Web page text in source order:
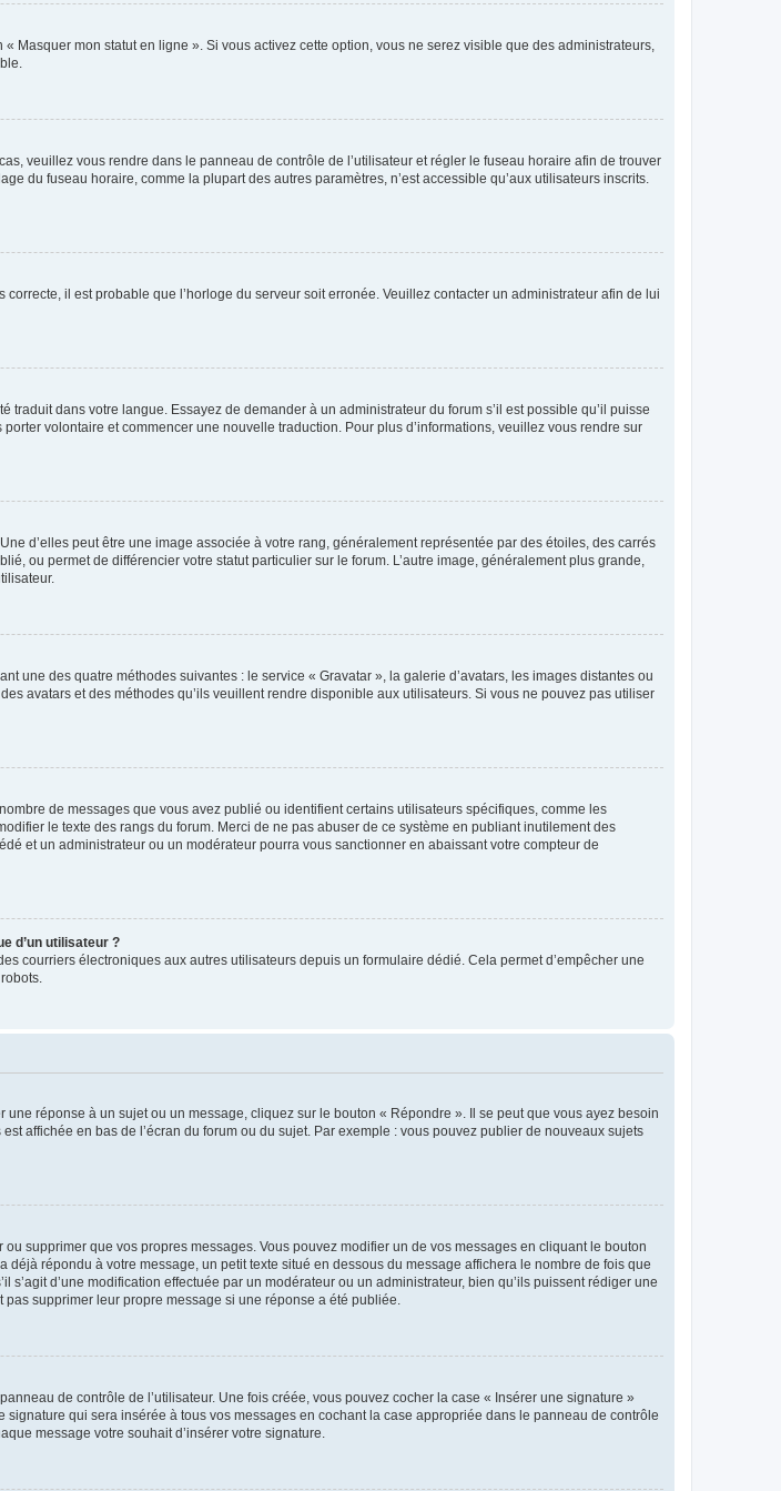
Masquer mon statut en ligne ». Si vous activez cette option, vous ne serez visible que des administrateurs,
veuillez vous rendre dans le panneau de contrôle de l’utilisateur et régler le fuseau horaire afin de trouver
du fuseau horaire, comme la plupart des autres paramètres, n’est accessible qu’aux utilisateurs inscrits.
il est probable que l’horloge du serveur soit erronée. Veuillez contacter un administrateur afin de lui
dans votre langue. Essayez de demander à un administrateur du forum s’il est possible qu’il puisse
volontaire et commencer une nouvelle traduction. Pour plus d’informations, veuillez vous rendre sur
d’elles peut être une image associée à votre rang, généralement représentée par des étoiles, des carrés
ou permet de différencier votre statut particulier sur le forum. L’autre image, généralement plus grande,
une des quatre méthodes suivantes : le service « Gravatar », la galerie d’avatars, les images distantes ou
avatars et des méthodes qu’ils veuillent rendre disponible aux utilisateurs. Si vous ne pouvez pas utiliser
de messages que vous avez publié ou identifient certains utilisateurs spécifiques, comme les
le texte des rangs du forum. Merci de ne pas abuser de ce système en publiant inutilement des
et un administrateur ou un modérateur pourra vous sanctionner en abaissant votre compteur de
d’un utilisateur ?
courriers électroniques aux autres utilisateurs depuis un formulaire dédié. Cela permet d’empêcher une
réponse à un sujet ou un message, cliquez sur le bouton « Répondre ». Il se peut que vous ayez besoin
affichée en bas de l’écran du forum ou du sujet. Par exemple : vous pouvez publier de nouveaux sujets
supprimer que vos propres messages. Vous pouvez modifier un de vos messages en cliquant le bouton
répondu à votre message, un petit texte situé en dessous du message affichera le nombre de fois que
s’agit d’une modification effectuée par un modérateur ou un administrateur, bien qu’ils puissent rédiger une
supprimer leur propre message si une réponse a été publiée.
de contrôle de l’utilisateur. Une fois créée, vous pouvez cocher la case « Insérer une signature »
qui sera insérée à tous vos messages en cochant la case appropriée dans le panneau de contrôle
message votre souhait d’insérer votre signature.